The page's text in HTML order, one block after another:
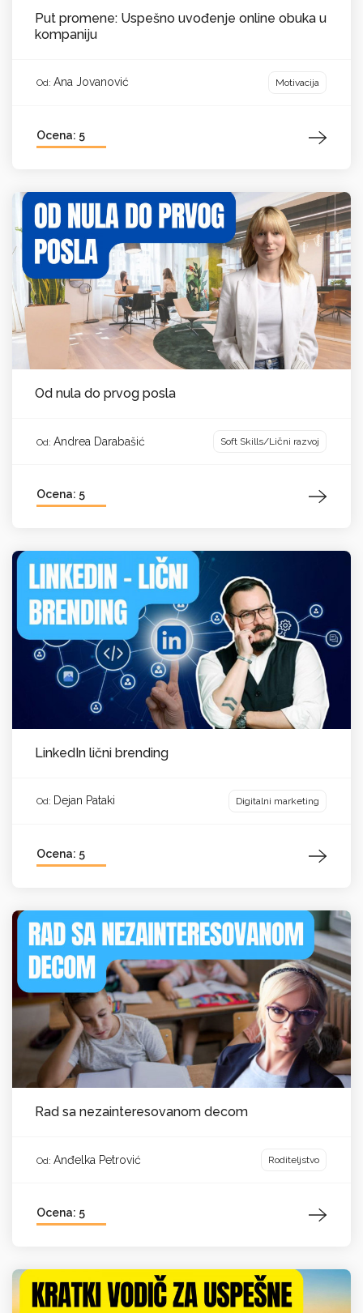
Put promene: Uspešno uvođenje online obuka u
kompaniju
Od: Ana Jovanović Motivacija
Ocena: 5
Od nula do prvog posla
Od: Andrea Darabašić Soft Skills/Lični razvoj
Ocena: 5
LinkedIn lični brending
Od: Dejan Pataki Digitalni marketing
Ocena: 5
Rad sa nezainteresovanom decom
Od: Anđelka Petrović Roditeljstvo
Ocena: 5